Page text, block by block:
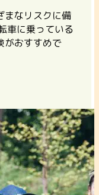
まなリスクに備
車に乗っている
がおすすめで